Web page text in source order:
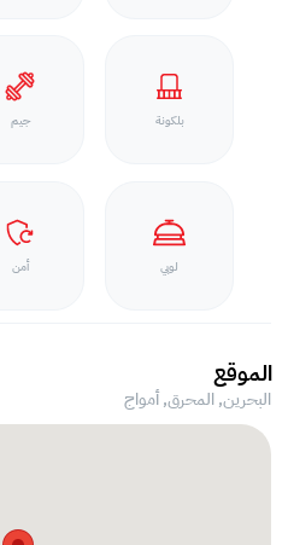
بلكونة جيم
لوبي أمن
الموقع
البحرين, المحرق,أمواج